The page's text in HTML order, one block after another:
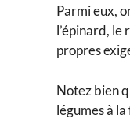
Parmi eux,
l’épinard, le
propres
Notez bien
légumes à